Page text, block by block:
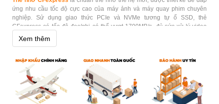
ứng nhu cầu tốc độ cực cao của máy ảnh và máy quay phim chuyên
nghiệp. Sử dụng giao thức PCIe và NVMe tương tự ổ SSD, thẻ
CFexpress có tốc độ đọc/ghi có thể vượt 1700MB/s, đủ sức xử lý video
8K RAW, chụp liên tiếp hàng chục khung hình RAW mà không bị nghẽn
bộ nhớ đệm. CFexpress hiện có các loại Type A, Type B và Type C, tương
Nikon, Panasonic.
Tại sao cần thẻ nhớ CFexpress?
Thẻ nhớ là một trong những phương tiện lưu trữ dữ liệu quan trọng nhất
Xem thêm